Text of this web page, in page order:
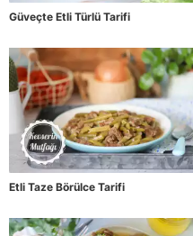
Güveçte Etli Türlü Tarifi
Etli Taze Börülce Tarifi